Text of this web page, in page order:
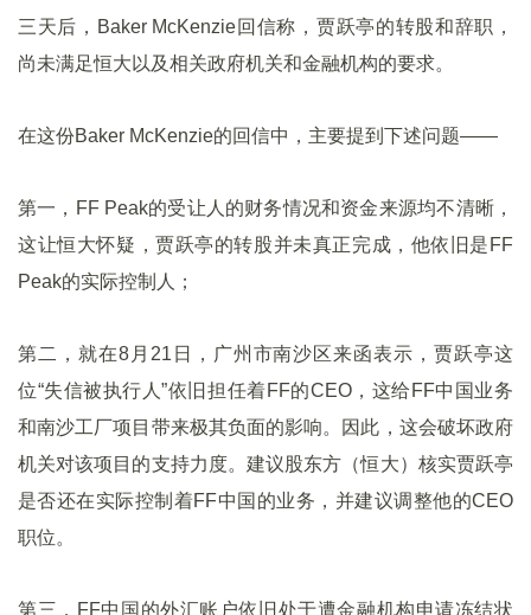
三天后，Baker McKenzie回信称，贾跃亭的转股和辞职，
尚未满足恒大以及相关政府机关和金融机构的要求。
在这份Baker McKenzie的回信中，主要提到下述问题——
第一，FF Peak的受让人的财务情况和资金来源均不清晰，
这让恒大怀疑，贾跃亭的转股并未真正完成，他依旧是FF
Peak的实际控制人；
第二，就在8月21日，广州市南沙区来函表示，贾跃亭这
位“失信被执行人”依旧担任着FF的CEO，这给FF中国业务
和南沙工厂项目带来极其负面的影响。因此，这会破坏政府
机关对该项目的支持力度。建议股东方（恒大）核实贾跃亭
是否还在实际控制着FF中国的业务，并建议调整他的CEO
职位。
第三，FF中国的外汇账户依旧处于遭金融机构申请冻结状